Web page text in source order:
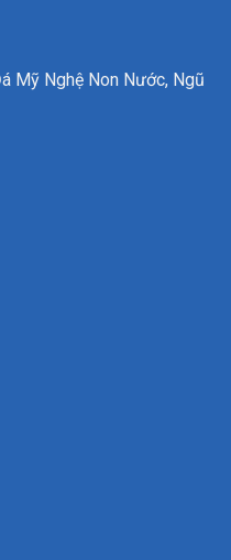
Mỹ Nghệ Non Nước, Ngũ